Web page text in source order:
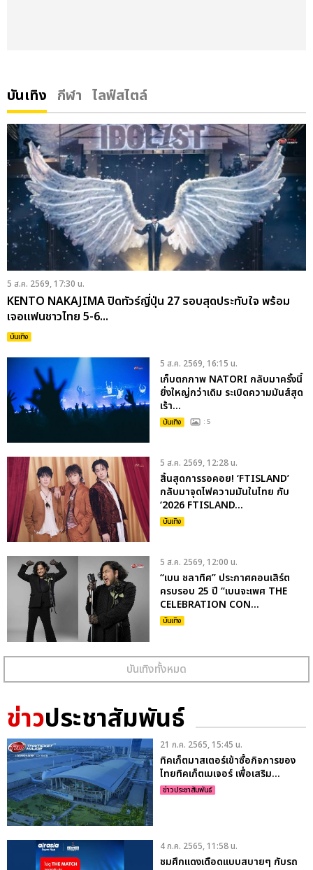
บันเทิง กีฬา ไลฟ์สไตล์
5 ส.ค. 2569, 17:30 น.
KENTO NAKAJIMA ปิดทัวร์ญี่ปุ่น 27 รอบสุดประทับใจ พร้อม
เจอแฟนชาวไทย 5-6...
บันเทิง
5 ส.ค. 2569, 16:15 น.
เก็บตกภาพ NATORI กลับมาครั้งนี้
ยิ่งใหญ่กว่าเดิม ระเบิดความมันส์สุด
เร้า...
บันเทิง : 5
5 ส.ค. 2569, 12:28 น.
สิ้นสุดการรอคอย! ‘FTISLAND’
กลับมาจุดไฟความมันในไทย กับ
‘2026 FTISLAND...
บันเทิง
5 ส.ค. 2569, 12:00 น.
“เบน ชลาทิศ” ประกาศคอนเสิร์ต
ครบรอบ 25 ปี “เบนจะเพศ THE
CELEBRATION CON...
บันเทิง
บันเทิงทั้งหมด
ข่าวประชาสัมพันธ์
21 ก.ค. 2565, 15:45 น.
ทิคเก็ตมาสเตอร์เข้าซื้อกิจการของ
ไทยทิคเก็ตเมเจอร์ เพื่อเสริม...
ข่าวประชาสัมพันธ์
4 ก.ค. 2565, 11:58 น.
ชมศึกแดงเดือดแบบสบายๆ กับรถ